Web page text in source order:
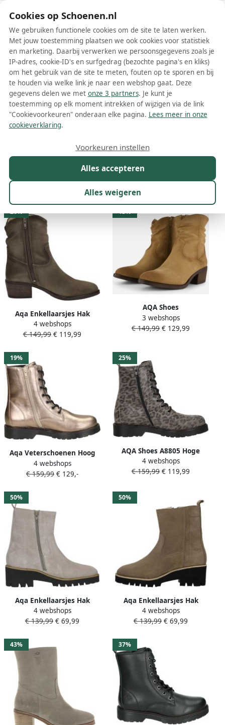
Schoenen.nl
Wis filters Alle filters
Aqa dames boots
Meer lezen
Kleur Prijs
29 resultaten:
20%
Aqa Enkellaarsjes Hak
Enkellaarsjes Hak taupe
4 webshops
€ 149,99 € 119,99
13%
AQA Shoes
Laarsjes Taupe
3 webshops
€ 149,99 € 129,99
19%
Aqa Veterschoenen Hoog
Veterschoenen Hoog
Goudkleur
4 webshops
€ 159,99 € 129,-
25%
AQA Shoes A8805 Hoge
sneakersVeterbootsDames
veterschoenenDames
schoenen Bruin
4 webshops
€ 159,99 € 119,99
50%
Aqa Enkellaarsjes Hak
Enkellaarsjes Hak licht grijs
4 webshops
€ 139,99 € 69,99
50%
Aqa Enkellaarsjes Hak
Enkellaarsjes Hak
Donkerbruin
4 webshops
€ 139,99 € 69,99
43% 37%
Cookies op Schoenen.nl
We gebruiken functionele cookies om de site te laten werken.
Met jouw toestemming plaatsen we ook cookies voor statistiek
en marketing. Daarbij verwerken we persoonsgegevens zoals je
IP-adres, cookie-ID's en surfgedrag (bezochte pagina's en kliks)
om het gebruik van de site te meten, fouten op te sporen en bij
te houden via welke link je naar een webshop gaat. Deze
gegevens delen we met onze 3 partners. Je kunt je
toestemming op elk moment intrekken of wijzigen via de link
"Cookievoorkeuren" onderaan elke pagina. Lees meer in onze
cookieverklaring.
Alles accepteren
Alles weigeren
Voorkeuren instellen